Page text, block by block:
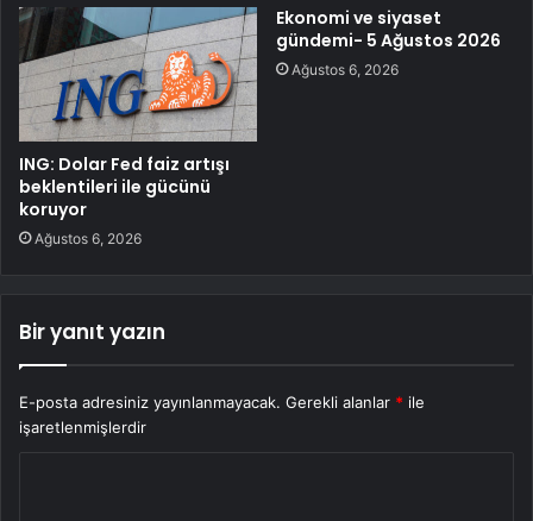
ING: Dolar Fed faiz artışı
beklentileri ile gücünü
koruyor
Ağustos 6, 2026
Ekonomi ve siyaset
gündemi- 5 Ağustos 2026
Ağustos 6, 2026
Bir yanıt yazın
E-posta adresiniz yayınlanmayacak. Gerekli alanlar * ile
işaretlenmişlerdir